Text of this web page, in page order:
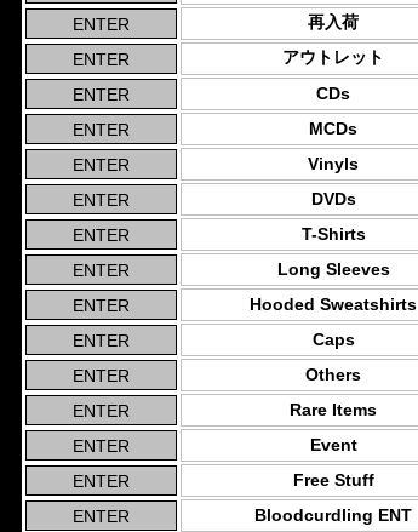
再入荷
アウトレット
CDs
MCDs
Vinyls
DVDs
T-Shirts
Long Sleeves
Hooded Sweatshirts
Caps
Others
Rare Items
Event
Free Stuff
Bloodcurdling ENT